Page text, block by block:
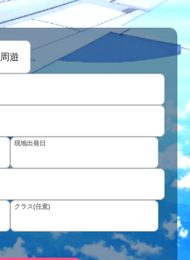
周遊
現地出発日
クラス(任意)